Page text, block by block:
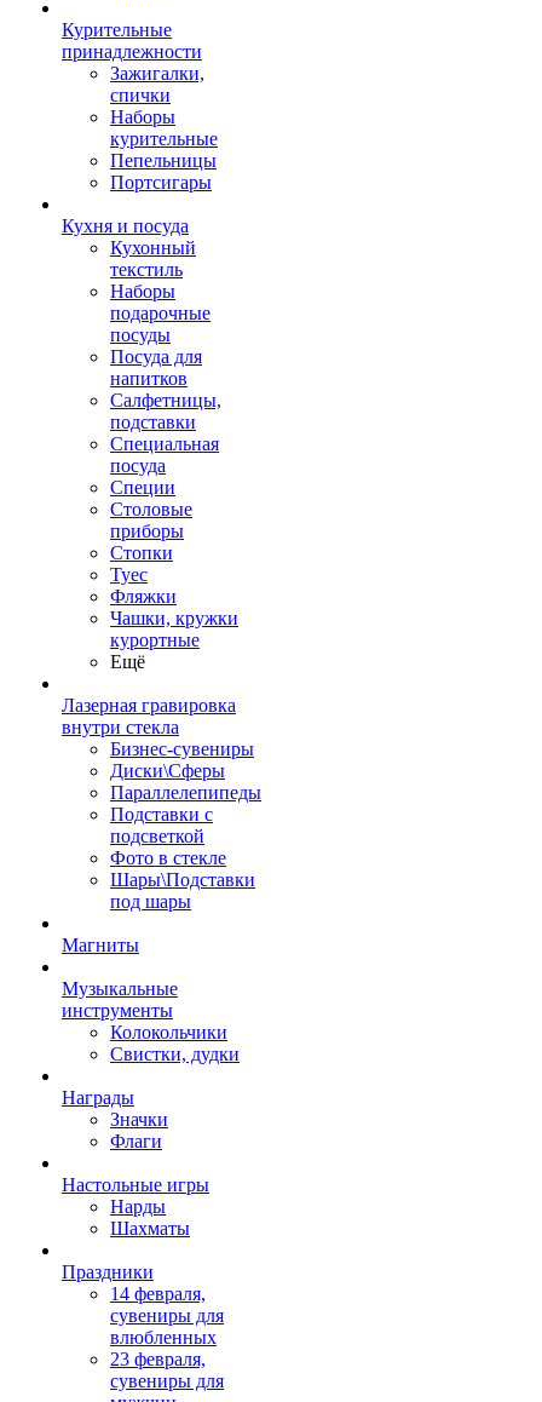
Курительные
принадлежности
Зажигалки,
спички
Наборы
курительные
Пепельницы
Портсигары
Кухня и посуда
Кухонный
текстиль
Наборы
подарочные
посуды
Посуда для
напитков
Салфетницы,
подставки
Специальная
посуда
Специи
Столовые
приборы
Стопки
Туес
Фляжки
Чашки, кружки
курортные
Ещё
Лазерная гравировка
внутри стекла
Бизнес-сувениры
Диски\Сферы
Параллелепипеды
Подставки с
подсветкой
Фото в стекле
Шары\Подставки
под шары
Магниты
Музыкальные
инструменты
Колокольчики
Свистки, дудки
Награды
Значки
Флаги
Настольные игры
Нарды
Шахматы
Праздники
14 февраля,
сувениры для
влюбленных
23 февраля,
сувениры для